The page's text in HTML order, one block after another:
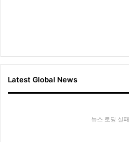
Latest Global News
뉴스 로딩 실패